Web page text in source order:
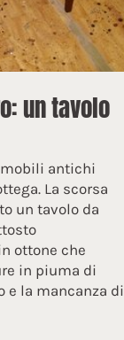
un tavolo
antichi
La scorsa
un tavolo da
ottone che
in piuma di
e la mancanza di